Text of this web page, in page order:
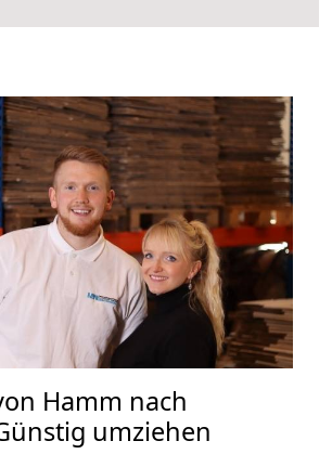
Hamm nach
umziehen